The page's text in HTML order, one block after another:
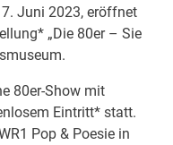
Juni 2023, eröffnet
„Die 80er – Sie
80er-Show mit
Eintritt* statt.
Pop & Poesie in